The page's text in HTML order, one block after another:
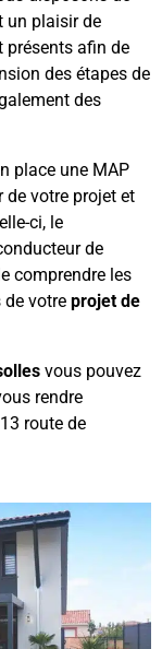
un plaisir de
présents afin de
des étapes de
des
place une MAP
de votre projet et
ci, le
de
comprendre les
votre projet de
vous pouvez
rendre
route de